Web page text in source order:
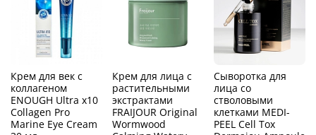
Крем для век с
коллагеном
ENOUGH Ultra x10
Collagen Pro
Marine Eye Cream
Крем для лица с
растительными
экстрактами
FRAIJOUR Original
Wormwood
Сыворотка для
лица со
стволовыми
клетками MEDI-
PEEL Cell Tox